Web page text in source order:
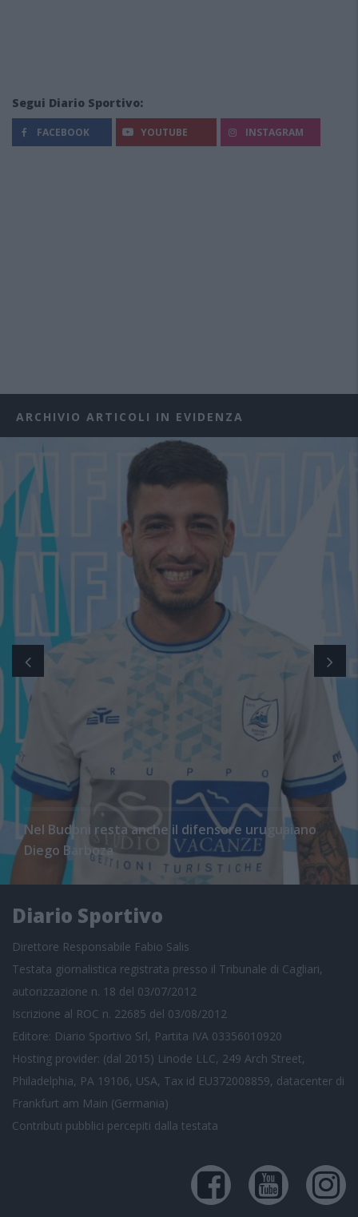
Segui Diario Sportivo:
FACEBOOK YOUTUBE INSTAGRAM
ARCHIVIO ARTICOLI IN EVIDENZA
Nel Budoni resta anche il difensore uruguaiano
Diego Barboza
Diario Sportivo
Direttore Responsabile Fabio Salis
Testata giornalistica registrata presso il Tribunale di Cagliari,
autorizzazione n. 18 del 03/07/2012
Iscrizione al ROC n. 22685 del 03/08/2012
Editore: Diario Sportivo Srl, Partita IVA 03356010920
Hosting provider: (dal 2015) Linode LLC, 249 Arch Street,
Philadelphia, PA 19106, USA, Tax id EU372008859, datacenter di
Frankfurt am Main (Germania)
Contributi pubblici percepiti dalla testata